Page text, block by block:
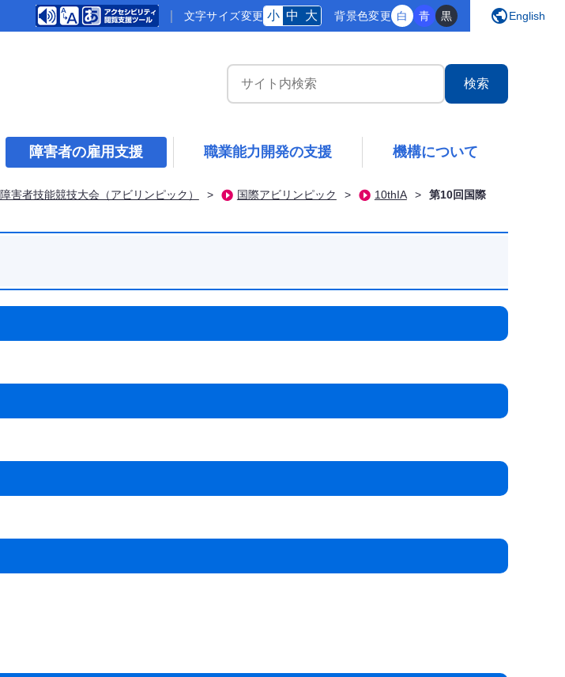
文字サイズ変更 小 中 大 背景色変更 白 青 黒 publicEnglish
サイト内検索
障害者の雇用支援 職業能力開発の支援 機構について
障害者技能競技大会（アビリンピック） > 国際アビリンピック > 10thIA >
第10回国際